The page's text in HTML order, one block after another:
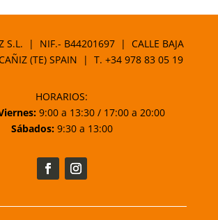
S.L. | NIF.- B44201697 | CALLE BAJA
(TE) SPAIN | T.+34 978 83 05 19
HORARIOS:
9:00 a 13:30 / 17:00 a 20:00
Sábados:9:30 a 13:00